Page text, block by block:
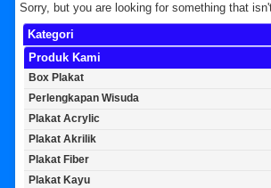
Sorry, but you are looking for something that
Kategori
Produk Kami
Box Plakat
Perlengkapan Wisuda
Plakat Acrylic
Plakat Akrilik
Plakat Fiber
Plakat Kayu